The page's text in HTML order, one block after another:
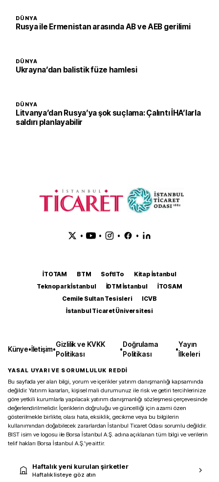
DÜNYA
Rusya ile Ermenistan arasında AB ve AEB gerilimi
DÜNYA
Ukrayna’dan balistik füze hamlesi
DÜNYA
Litvanya’dan Rusya’ya şok suçlama: Çalıntı İHA’larla
saldırı planlayabilir
• • • •
İTOTAM BTM SoftITo
Kitap İstanbul
Teknopark İstanbul
İDTM İstanbul
İTOSAM
Cemile Sultan Tesisleri
ICVB
İstanbul Ticaret Üniversitesi
Künye•İletişim•
Gizlilik ve KVKK
Politikası
•
Doğrulama
Politikası
•
Yayın
İlkeleri
YASAL UYARI VE SORUMLULUK REDDİ
Bu sayfada yer alan bilgi, yorum ve içerikler yatırım danışmanlığı kapsamında
değildir. Yatırım kararları, kişisel mali durumunuz ile risk ve getiri tercihlerinize
göre yetkili kurumlarla yapılacak yatırım danışmanlığı sözleşmesi çerçevesinde
değerlendirilmelidir. İçeriklerin doğruluğu ve güncelliği için azami özen
gösterilmekle birlikte, olası hata, eksiklik, gecikme veya bu bilgilerin
kullanımından doğabilecek zararlardan İstanbul Ticaret Odası sorumlu değildir.
BIST isim ve logosu ile Borsa İstanbul A.Ş. adına açıklanan tüm bilgi ve verilerin
telif hakları Borsa İstanbul A.Ş.’ye aittir.
Haftalık yeni kurulan şirketler
Haftalık listeye göz atın